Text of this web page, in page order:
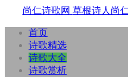
尚仁诗歌网 草根诗人尚
首页
诗歌精选
诗歌大全
诗歌赏析